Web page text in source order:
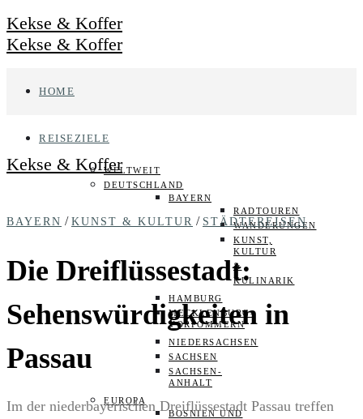
Kekse & Koffer
Kekse & Koffer
HOME
REISEZIELE
WELTWEIT
DEUTSCHLAND
BAYERN
RADTOUREN
WANDERUNGEN
KUNST,
KULTUR
&
KULINARIK
HAMBURG
MECKLENBURG-
VORPOMMERN
NIEDERSACHSEN
SACHSEN
SACHSEN-
ANHALT
EUROPA
BOSNIEN UND
Kekse & Koffer
BAYERN / KUNST & KULTUR / STÄDTEREISEN
Die Dreiflüssestadt:
Sehenswürdigkeiten in
Passau
Im der niederbayerischen Dreiflüssestadt Passau treffen